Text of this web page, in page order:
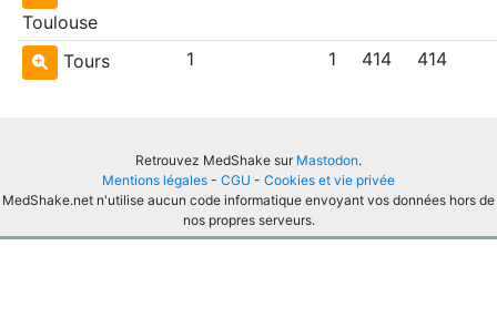
Toulouse
Tours 1 1 414 414
Retrouvez MedShake sur Mastodon.
Mentions légales - CGU - Cookies et vie privée
MedShake.net n'utilise aucun code informatique envoyant vos données hors de
nos propres serveurs.